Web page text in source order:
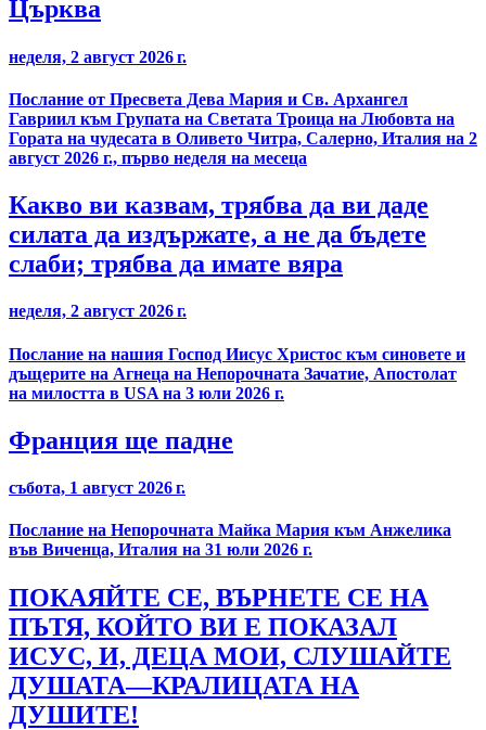
Църква
неделя, 2 август 2026 г.
Послание от Пресвета Дева Мария и Св. Архангел
Гавриил към Групата на Светата Троица на Любовта на
Гората на чудесата в Оливето Читра, Салерно, Италия на 2
август 2026 г., първо неделя на месеца
Какво ви казвам, трябва да ви даде
силата да издържате, а не да бъдете
слаби; трябва да имате вяра
неделя, 2 август 2026 г.
Послание на нашия Господ Иисус Христос към синовете и
дъщерите на Агнеца на Непорочната Зачатие, Апостолат
на милостта в USA на 3 юли 2026 г.
Франция ще падне
събота, 1 август 2026 г.
Послание на Непорочната Майка Мария към Анжелика
във Виченца, Италия на 31 юли 2026 г.
ПОКАЯЙТЕ СЕ, ВЪРНЕТЕ СЕ НА
ПЪТЯ, КОЙТО ВИ Е ПОКАЗАЛ
ИСУС, И, ДЕЦА МОИ, СЛУШАЙТЕ
ДУШАТА—КРАЛИЦАТА НА
ДУШИТЕ!